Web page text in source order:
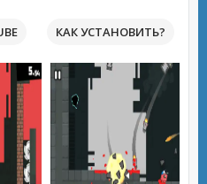
КАК УСТАНОВИТЬ?